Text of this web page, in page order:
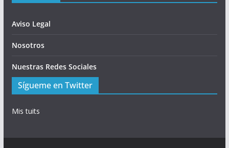
Aviso Legal
Nosotros
Nuestras Redes Sociales
Sígueme en Twitter
Mis tuits